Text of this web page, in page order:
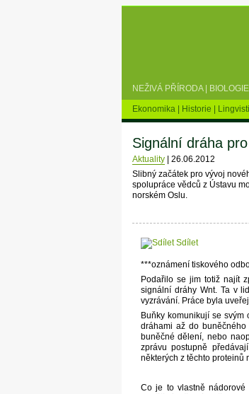
NEŽIVÁ PŘÍRODA| BIOLOGIE
Ekonomika | Historie |
Signální dráha
Aktuality| 26.06.2012
Slibný začátek pro vývoj
spolupráce vědců z Ústavu
norském Oslu.
Sdílet
***oznámení tiskového
Podařilo se jim totiž najít
signální dráhy Wnt. Ta v
vyzrávání. Práce byla
Buňky komunikují se
dráhami až do
buněčné dělení, nebo
zprávu postupně
některých z těchto proteinů
Co je to vlastně nádorové